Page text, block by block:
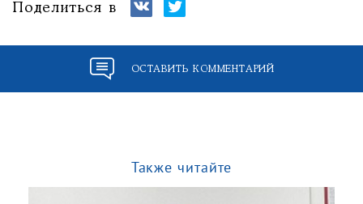
Поделиться в
ОСТАВИТЬ КОММЕНТАРИЙ
Также читайте